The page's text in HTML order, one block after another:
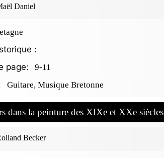
Daniel
:
page:
9-11
Guitare, Musique Bretonne
dans la peinture des XIXe et XXe siècles
Becker